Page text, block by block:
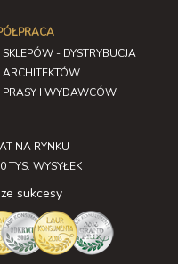
- DYSTRYBUCJA
ARCHITEKTÓW
PRASY I WYDAWCÓW
NA RYNKU
TYS. WYSYŁEK
sukcesy